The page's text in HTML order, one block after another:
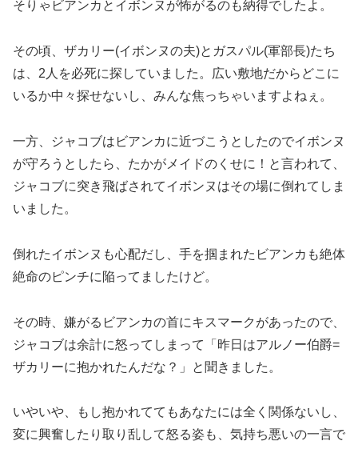
そりゃビアンカとイボンヌが怖がるのも納得でしたよ。
その頃、ザカリー(イボンヌの夫)とガスパル(軍部長)たち
は、2人を必死に探していました。広い敷地だからどこに
いるか中々探せないし、みんな焦っちゃいますよねぇ。
一方、ジャコブはビアンカに近づこうとしたのでイボンヌ
が守ろうとしたら、たかがメイドのくせに！と言われて、
ジャコブに突き飛ばされてイボンヌはその場に倒れてしま
いました。
倒れたイボンヌも心配だし、手を掴まれたビアンカも絶体
絶命のピンチに陥ってましたけど。
その時、嫌がるビアンカの首にキスマークがあったので、
ジャコブは余計に怒ってしまって「昨日はアルノー伯爵=
ザカリーに抱かれたんだな？」と聞きました。
いやいや、もし抱かれててもあなたには全く関係ないし、
変に興奮したり取り乱して怒る姿も、気持ち悪いの一言で